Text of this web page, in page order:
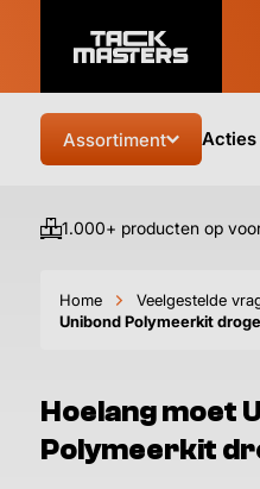
Assortiment Acties
1.000+ producten op
Home Veelgestelde
Unibond Polymeerkit
Hoelang moet
Polymeerkit